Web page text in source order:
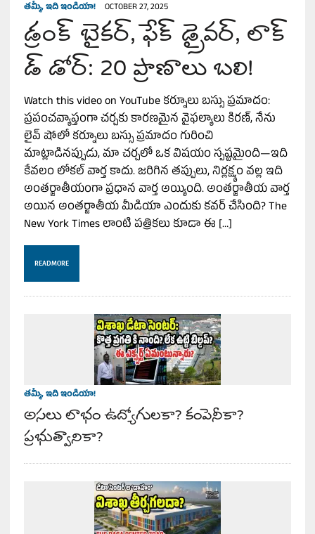
తమ్మీ, ఇది ఇండియా! OCTOBER 27, 2025
డ్రంక్ బైకర్, ఫేక్ డ్రైవర్, లాక్
డ్ డోర్: 20 ప్రాణాలు బలి!
Watch this video on YouTube కర్నూలు బస్సు ప్రమాదం:
ప్రపంచవ్యాప్తంగా చర్చకు కారణమైన వైఫల్యాలు కిరణ్, నేను
లైవ్ షోలో కర్నూలు బస్సు ప్రమాదం గురించి
మాట్లాడినప్పుడు, మా చర్చలో ఒక విషయం స్పష్టమైంది—ఇది
కేవలం లోకల్ వార్త కాదు. జరిగిన తప్పులు, నిర్లక్ష్యం వల్ల ఇది
అంతర్జాతీయంగా ప్రధాన వార్త అయ్యింది. అంతర్జాతీయ వార్త
అయిన అంతర్జాతీయ మీడియా ఎందుకు కవర్ చేసింది? The
New York Times లాంటి పత్రికలు కూడా ఈ […]
READ MORE
తమ్మీ, ఇది ఇండియా!
అసలు లాభం ఉద్యోగులకా? కంపెనీకా?
ప్రభుత్వానికా?